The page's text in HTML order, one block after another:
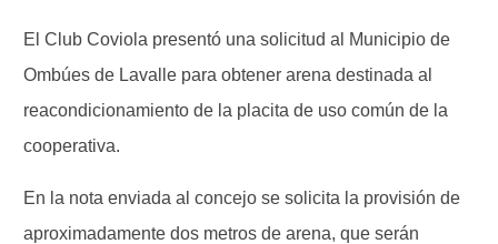
El Club Coviola presentó una solicitud al Municipio de
Ombúes de Lavalle para obtener arena destinada al
reacondicionamiento de la placita de uso común de la
cooperativa.
En la nota enviada al concejo se solicita la provisión de
aproximadamente dos metros de arena, que serán